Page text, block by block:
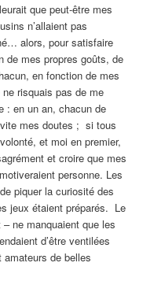
que peut-être mes
n’allaient pas
alors, pour satisfaire
de mes propres goûts, de
en fonction de mes
risquais pas de me
: en un an, chacun de
mes doutes ; si tous
et moi en premier,
et croire que mes
personne. Les
piquer la curiosité des
jeux étaient préparés. Le
ne manquaient que les
d’être ventilées
de belles